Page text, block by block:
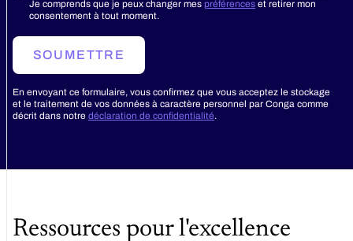
Je comprends que je peux changer mes préférences et retirer mon
consentement à tout moment.
En envoyant ce formulaire, vous confirmez que vous acceptez le stockage
et le traitement de vos données à caractère personnel par Conga comme
décrit dans notre déclaration de confidentialité.
SOUMETTRE
Ressources pour l'excellence